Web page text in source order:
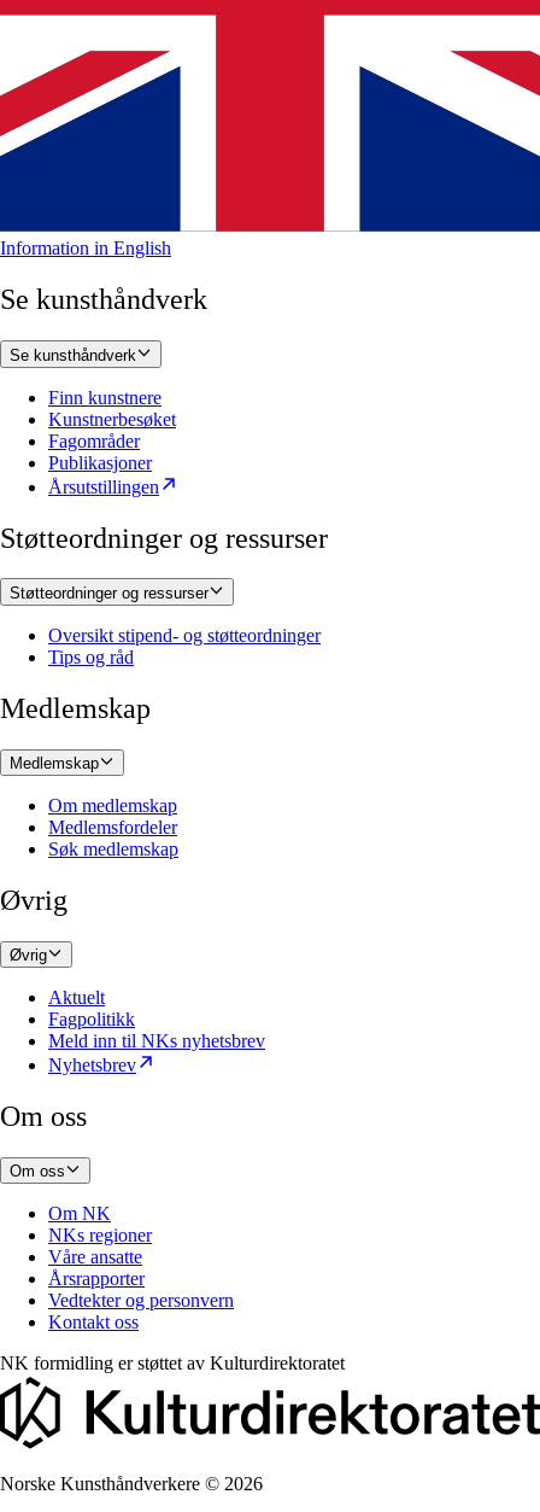
Information in English
Se kunsthåndverk
Se kunsthåndverk
Finn kunstnere
Kunstnerbesøket
Fagområder
Publikasjoner
Årsutstillingen
Støtteordninger og ressurser
Støtteordninger og ressurser
Oversikt stipend- og støtteordninger
Tips og råd
Medlemskap
Medlemskap
Om medlemskap
Medlemsfordeler
Søk medlemskap
Øvrig
Øvrig
Aktuelt
Fagpolitikk
Meld inn til NKs nyhetsbrev
Nyhetsbrev
Om oss
Om oss
Om NK
NKs regioner
Våre ansatte
Årsrapporter
Vedtekter og personvern
Kontakt oss
NK formidling er støttet av Kulturdirektoratet
Norske Kunsthåndverkere © 2026